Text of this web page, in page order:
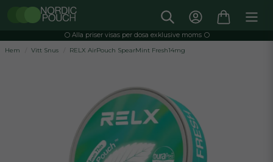
⚪️ Alla priser visas per dosa exklusive moms ⚪️
Hem
Vitt Snus RELX AirPouch SpearMint Fresh14mg